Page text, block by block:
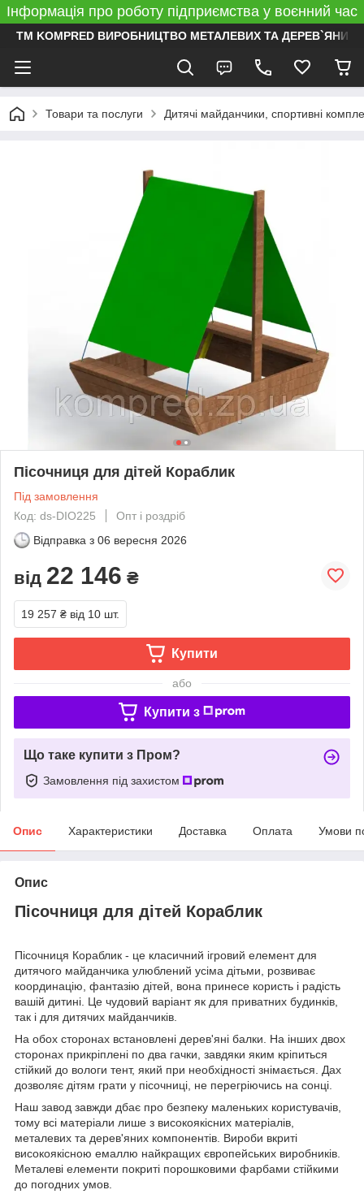
Інформація про роботу підприємства у воєнний час
ТМ KOMPRED ВИРОБНИЦТВО МЕТАЛЕВИХ ТА ДЕРЕВ`ЯНИХ
Товари та послуги Дитячі майданчики, спортивні
Пісочниця для дітей Кораблик
Під замовлення
Код: ds-DIO225
Опт і роздріб
Відправка з 06 вересня 2026
від 22 146 ₴
19 257 ₴ від 10 шт.
Купити
або
Купити з
Що таке купити з Пром?
Замовлення під захистом
Опис Характеристики Доставка Оплата Умови
Опис
Пісочниця для дітей Кораблик
Пісочниця Кораблик - це класичний ігровий елемент для
дитячого майданчика улюблений усіма дітьми, розвиває
координацію, фантазію дітей, вона принесе користь і радість
вашій дитині. Це чудовий варіант як для приватних будинків,
так і для дитячих майданчиків.
На обох сторонах встановлені дерев'яні балки. На інших двох
сторонах прикріплені по два гачки, завдяки яким кріпиться
стійкий до вологи тент, який при необхідності знімається. Дах
дозволяє дітям грати у пісочниці, не перегріючись на сонці.
Наш завод завжди дбає про безпеку маленьких користувачів,
тому всі матеріали лише з високоякісних матеріалів,
металевих та дерев'яних компонентів. Вироби вкриті
високоякісною емаллю найкращих європейських виробників.
Металеві елементи покриті порошковими фарбами стійкими
до погодних умов.